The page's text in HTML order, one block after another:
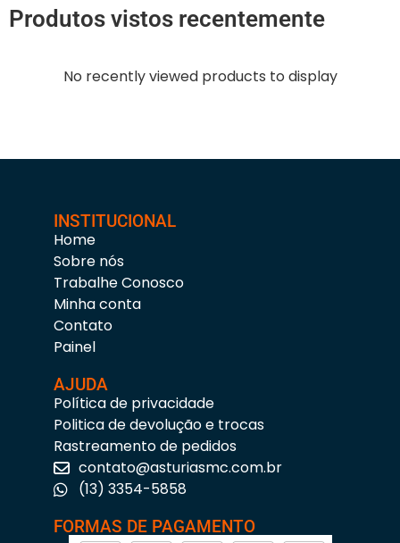
Produtos vistos recentemente
No recently viewed products to display
INSTITUCIONAL
Home
Sobre nós
Trabalhe Conosco
Minha conta
Contato
Painel
AJUDA
Política de privacidade
Politica de devolução e trocas
Rastreamento de pedidos
contato@asturiasmc.com.br
(13) 3354-5858
FORMAS DE PAGAMENTO